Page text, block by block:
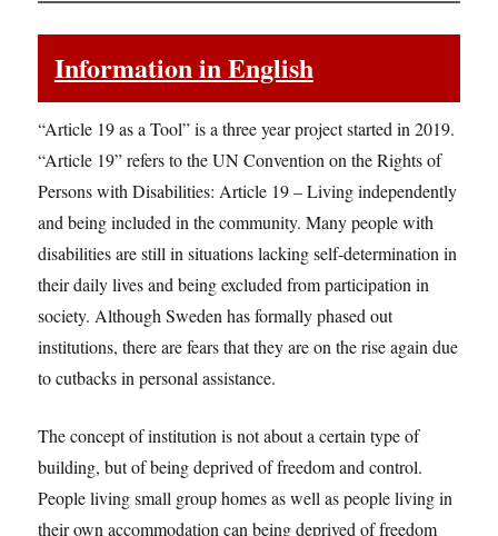
Information in English
“Article 19 as a Tool” is a three year project started in 2019.
“Article 19” refers to the UN Convention on the Rights of
Persons with Disabilities: Article 19 – Living independently
and being included in the community. Many people with
disabilities are still in situations lacking self-determination in
their daily lives and being excluded from participation in
society. Although Sweden has formally phased out
institutions, there are fears that they are on the rise again due
to cutbacks in personal assistance.
The concept of institution is not about a certain type of
building, but of being deprived of freedom and control.
People living small group homes as well as people living in
their own accommodation can being deprived of freedom